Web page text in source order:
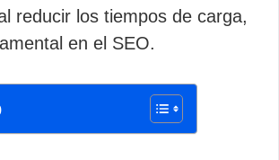
reducir los tiempos de carga,
en el SEO.